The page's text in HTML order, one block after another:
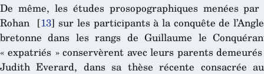
De même, les études prosopographiques menées
Rohan [13] sur les participants à la conquête de
bretonne dans les rangs de Guillaume le
« expatriés » conservèrent avec leurs parents
Judith Everard, dans sa thèse récente consacrée